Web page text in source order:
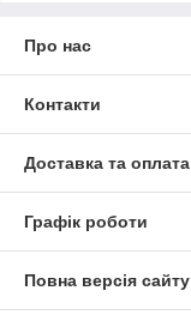
Про нас
Контакти
Доставка та оплата
Графік роботи
Повна версія сайту